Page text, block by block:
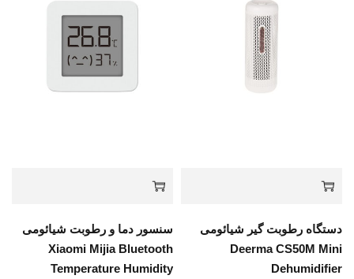
دستگاه رطوبت گیر شیائومی
Deerma CS50M Mini
Dehumidifier
سنسور دما و رطوبت شیائومی
Xiaomi Mijia Bluetooth
Temperature Humidity